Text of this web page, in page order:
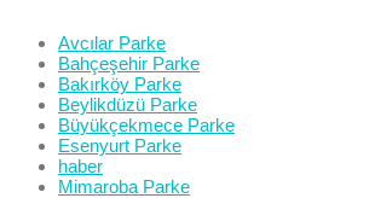
Avcılar Parke
Bahçeşehir Parke
Bakırköy Parke
Beylikdüzü Parke
Büyükçekmece Parke
Esenyurt Parke
haber
Mimaroba Parke